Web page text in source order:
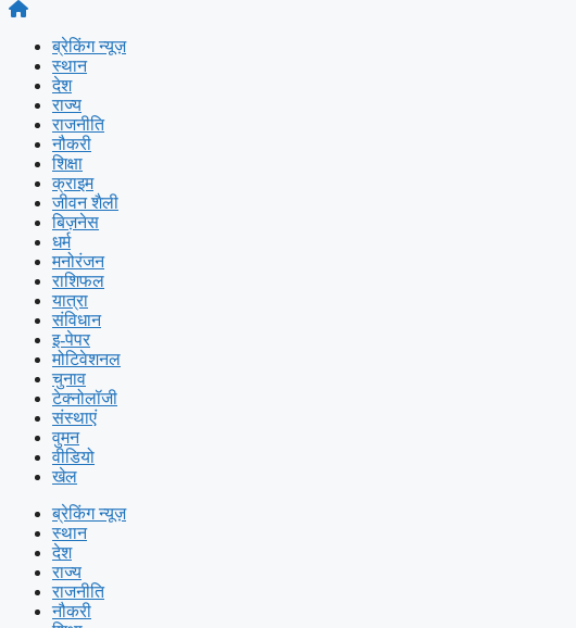
ब्रेकिंग न्यूज़
स्थान
देश
राज्य
राजनीति
नौकरी
शिक्षा
क्राइम
जीवन शैली
बिज़नेस
धर्म
मनोरंजन
राशिफल
यात्रा
संविधान
इ-पेपर
मोटिवेशनल
चुनाव
टेक्नोलॉजी
संस्थाएं
वुमन
वीडियो
खेल
ब्रेकिंग न्यूज़
स्थान
देश
राज्य
राजनीति
नौकरी